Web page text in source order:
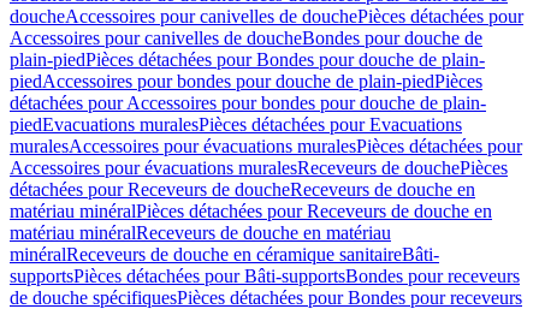
doucheAccessoires pour canivelles de douchePièces détachées pour
Accessoires pour canivelles de doucheBondes pour douche de
plain-piedPièces détachées pour Bondes pour douche de plain-
piedAccessoires pour bondes pour douche de plain-piedPièces
détachées pour Accessoires pour bondes pour douche de plain-
piedEvacuations muralesPièces détachées pour Evacuations
muralesAccessoires pour évacuations muralesPièces détachées pour
Accessoires pour évacuations muralesReceveurs de douchePièces
détachées pour Receveurs de doucheReceveurs de douche en
matériau minéralPièces détachées pour Receveurs de douche en
matériau minéralReceveurs de douche en matériau
minéralReceveurs de douche en céramique sanitaireBâti-
supportsPièces détachées pour Bâti-supportsBondes pour receveurs
de douche spécifiquesPièces détachées pour Bondes pour receveurs